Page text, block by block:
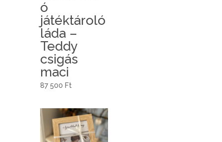
ó
játéktároló
láda –
Teddy
csigás
maci
87 500 Ft